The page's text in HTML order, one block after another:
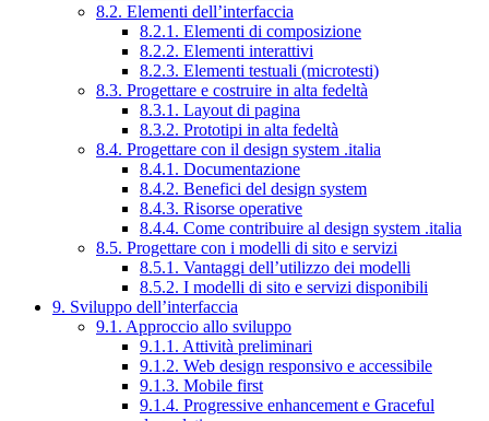
8.2. Elementi dell’interfaccia
8.2.1. Elementi di composizione
8.2.2. Elementi interattivi
8.2.3. Elementi testuali (microtesti)
8.3. Progettare e costruire in alta fedeltà
8.3.1. Layout di pagina
8.3.2. Prototipi in alta fedeltà
8.4. Progettare con il design system .italia
8.4.1. Documentazione
8.4.2. Benefici del design system
8.4.3. Risorse operative
8.4.4. Come contribuire al design system .italia
8.5. Progettare con i modelli di sito e servizi
8.5.1. Vantaggi dell’utilizzo dei modelli
8.5.2. I modelli di sito e servizi disponibili
9. Sviluppo dell’interfaccia
9.1. Approccio allo sviluppo
9.1.1. Attività preliminari
9.1.2. Web design responsivo e accessibile
9.1.3. Mobile first
9.1.4. Progressive enhancement e Graceful